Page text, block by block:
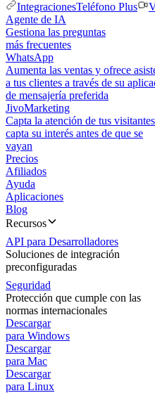
IntegracionesTeléfono Plus
Agente de IA
Gestiona las preguntas
más frecuentes
WhatsApp
Aumenta las ventas y ofrece
a tus clientes a través de su
de mensajería preferida
JivoMarketing
Capta la atención de tus
capta su interés antes de que se
vayan
Precios
Afiliados
Ayuda
Aplicaciones
Blog
Recursos
API para Desarrolladores
Soluciones de integración
preconfiguradas
Seguridad
Protección que cumple con las
normas internacionales
Descargar
para Windows
Descargar
para Mac
Descargar
para Linux